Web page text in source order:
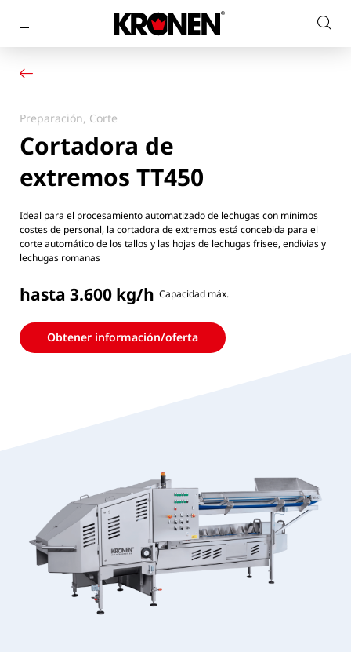
Mostrar
la
navegación
de
página
Nuestras soluciones
Noticias
Empresa
Contacto
Preparación, Corte
Cortadora de
extremos TT450
Ideal para el procesamiento automatizado de lechugas con mínimos
costes de personal, la cortadora de extremos está concebida para el
corte automático de los tallos y las hojas de lechugas frisee, endivias y
lechugas romanas
hasta 3.600 kg/h Capacidad máx.
Obtener información/oferta